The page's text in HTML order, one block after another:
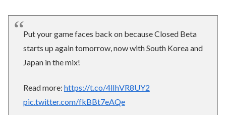
Put your game faces back on because Closed Beta
starts up again tomorrow, now with South Korea and
Japan in the mix!
Read more: https://t.co/4lIhVR8UY2
pic.twitter.com/fkBBt7eAQe